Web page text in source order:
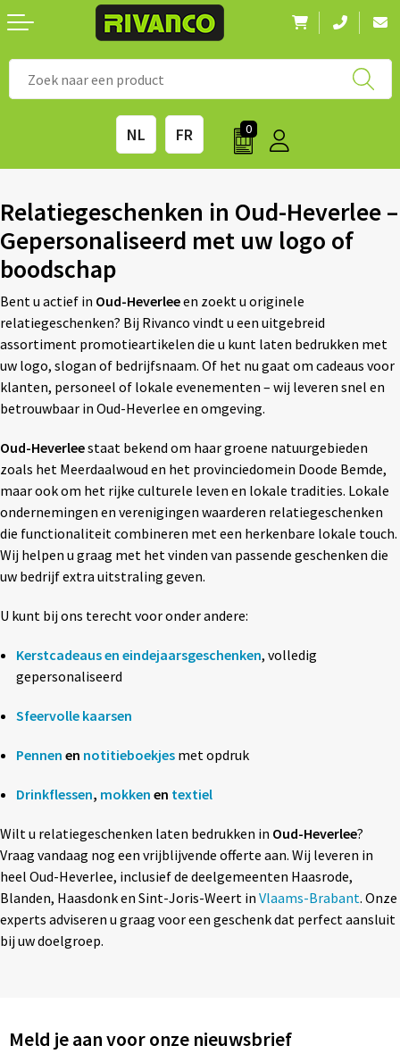
NL FR 0
Kinderen & spellen
Outdoor & vrije tijd
Technologie & Accessoires
Tassen
Textiel
Wonen
◼ Eco-producten
◼ Seizoenen
◼ Feestdagen
◼ Festival & Events
◼ Reizen
◼ Thuiswerken
Relatiegeschenken in Oud-Heverlee –
Gepersonaliseerd met uw logo of
boodschap
Bent u actief in Oud-Heverleeen zoekt u originele
relatiegeschenken? Bij Rivanco vindt u een uitgebreid
assortiment promotieartikelen die u kunt laten bedrukken met
uw logo, slogan of bedrijfsnaam. Of het nu gaat om cadeaus voor
klanten, personeel of lokale evenementen – wij leveren snel en
betrouwbaar in Oud-Heverlee en omgeving.
Oud-Heverleestaat bekend om haar groene natuurgebieden
zoals het Meerdaalwoud en het provinciedomein Doode Bemde,
maar ook om het rijke culturele leven en lokale tradities. Lokale
ondernemingen en verenigingen waarderen relatiegeschenken
die functionaliteit combineren met een herkenbare lokale touch.
Wij helpen u graag met het vinden van passende geschenken die
uw bedrijf extra uitstraling geven.
U kunt bij ons terecht voor onder andere:
Kerstcadeaus en eindejaarsgeschenken, volledig
gepersonaliseerd
Sfeervolle kaarsen
Pennen en notitieboekjesmet opdruk
Drinkflessen, mokken en textiel
Wilt u relatiegeschenken laten bedrukken in Oud-Heverlee?
Vraag vandaag nog een vrijblijvende offerte aan. Wij leveren in
heel Oud-Heverlee, inclusief de deelgemeenten Haasrode,
Blanden, Haasdonk en Sint-Joris-Weert in Vlaams-Brabant. Onze
experts adviseren u graag voor een geschenk dat perfect aansluit
bij uw doelgroep.
Meld je aan voor onze nieuwsbrief